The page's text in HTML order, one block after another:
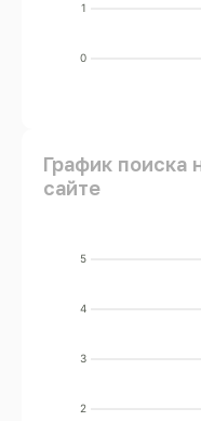
0
1
График поиска
сайте
2
3
4
5